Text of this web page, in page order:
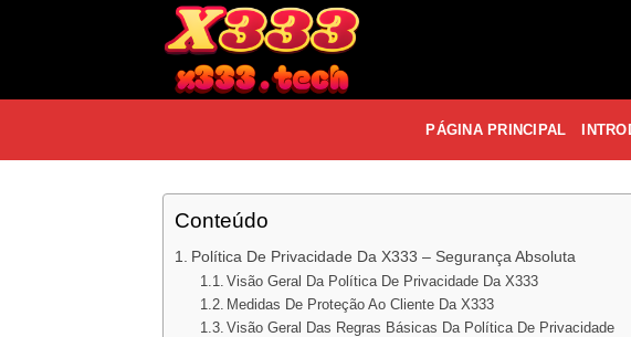
dung
PÁGINA PRINCIPAL
Conteúdo
Política De Privacidade Da X333 – Segurança Absoluta
Visão Geral Da Política De Privacidade Da X333
Medidas De Proteção Ao Cliente Da X333
Visão Geral Das Regras Básicas Da Política De Privacidade